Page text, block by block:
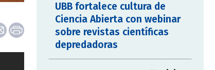
UBB fortalece cultura de
Ciencia Abierta con webinar
sobre revistas científicas
depredadoras